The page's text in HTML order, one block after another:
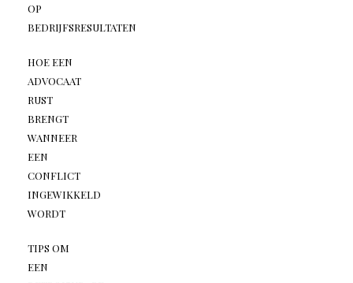
OP
BEDRIJFSRESULTATEN
HOE EEN
ADVOCAAT
RUST
BRENGT
WANNEER
EEN
CONFLICT
INGEWIKKELD
WORDT
TIPS OM
EEN